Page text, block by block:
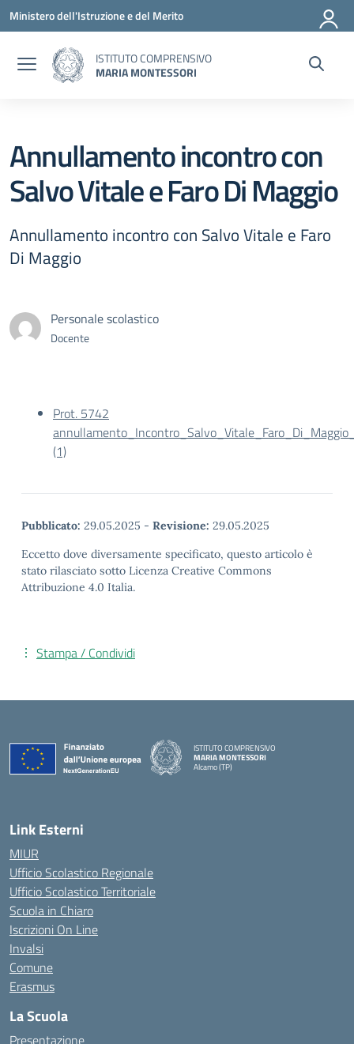
Vai ai contenuti
Vai al menu di navigazione
Vai al footer
Ministero dell'Istruzione e del Merito
ISTITUTO COMPRENSIVO
MARIA MONTESSORI
Annullamento incontro con
Salvo Vitale e Faro Di Maggio
Annullamento incontro con Salvo Vitale e Faro
Di Maggio
Personale scolastico
Docente
Prot. 5742
(1)
Pubblicato: 29.05.2025 - Revisione: 29.05.2025
Eccetto dove diversamente specificato, questo articolo è
stato rilasciato sotto Licenza Creative Commons
Attribuzione 4.0 Italia.
Stampa / Condividi
ISTITUTO COMPRENSIVO
MARIA MONTESSORI
Alcamo (TP)
Link Esterni
MIUR
Ufficio Scolastico Regionale
Ufficio Scolastico Territoriale
Scuola in Chiaro
Iscrizioni On Line
Invalsi
Comune
Erasmus
La Scuola
Presentazione